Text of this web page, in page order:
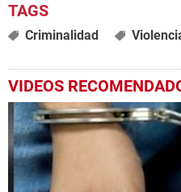
Criminalidad
VIDEOS